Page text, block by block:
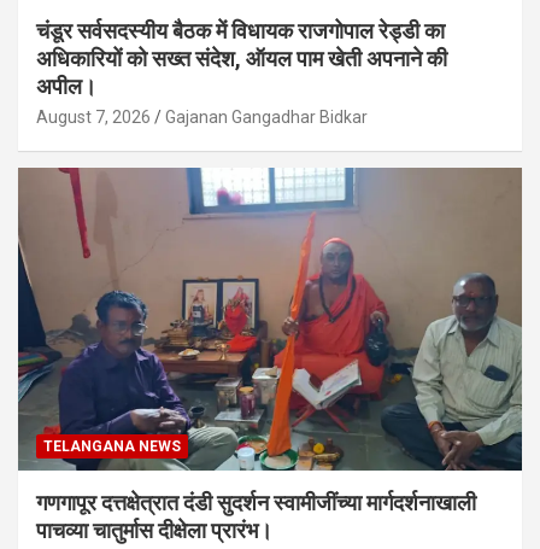
चंडूर सर्वसदस्यीय बैठक में विधायक राजगोपाल रेड्डी का
अधिकारियों को सख्त संदेश, ऑयल पाम खेती अपनाने की
अपील।
August 7, 2026 Gajanan Gangadhar Bidkar
TELANGANA NEWS
गणगापूर दत्तक्षेत्रात दंडी सुदर्शन स्वामीजींच्या मार्गदर्शनाखाली
पाचव्या चातुर्मास दीक्षेला प्रारंभ।